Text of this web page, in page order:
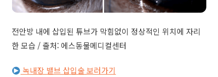
전안방 내에 삽입된 튜브가 막힘없이 정상적인 위치에 자리
한 모습 / 출처: 에스동물메디컬센터
녹내장 밸브 삽입술 보러가기